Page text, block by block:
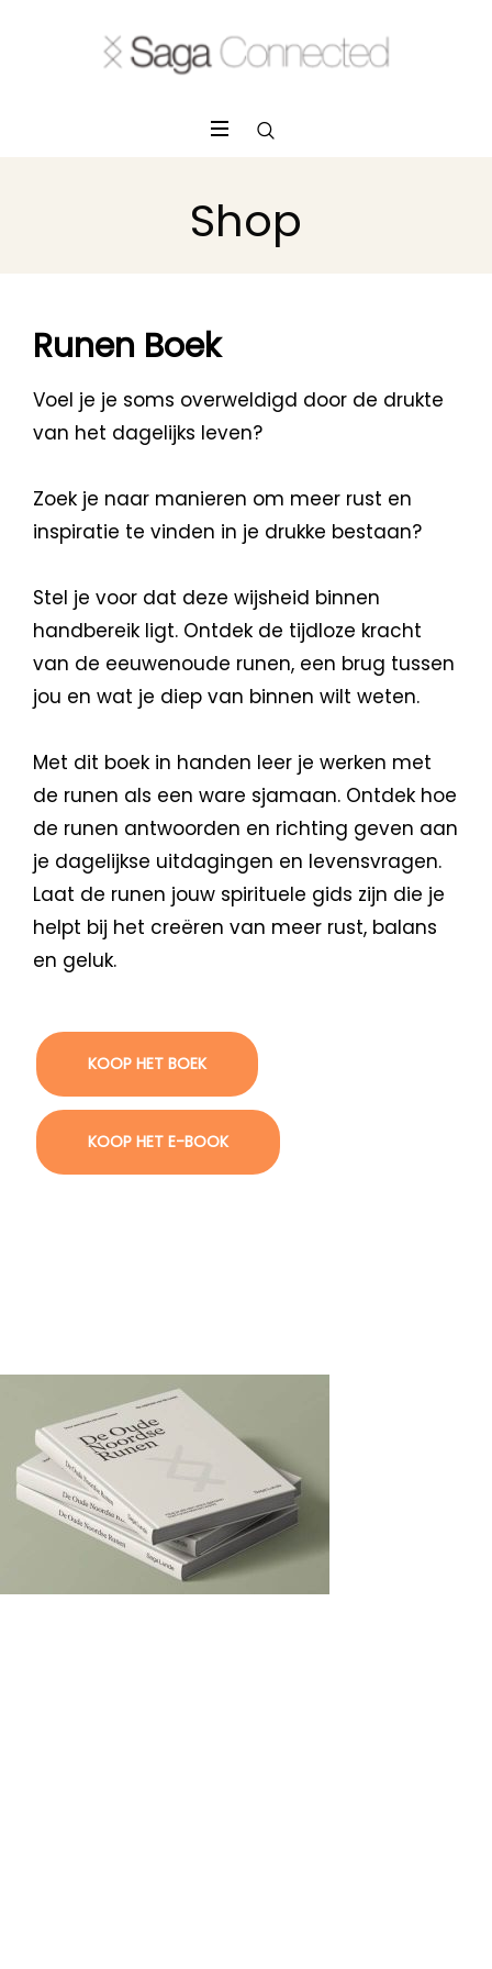
Shop
Runen Boek
Voel je je soms overweldigd door de drukte
van het dagelijks leven?
Zoek je naar manieren om meer rust en
inspiratie te vinden in je drukke bestaan?
Stel je voor dat deze wijsheid binnen
handbereik ligt. Ontdek de tijdloze kracht
van de eeuwenoude runen, een brug tussen
jou en wat je diep van binnen wilt weten.
Met dit boek in handen leer je werken met
de runen als een ware sjamaan. Ontdek hoe
de runen antwoorden en richting geven aan
je dagelijkse uitdagingen en levensvragen.
Laat de runen jouw spirituele gids zijn die je
helpt bij het creëren van meer rust, balans
en geluk.
KOOP HET BOEK
KOOP HET E-BOOK